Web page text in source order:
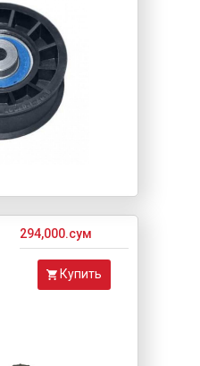
294,000.сум
Купить